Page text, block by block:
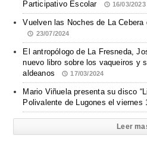
Participativo Escolar
16/03/2023
Vuelven las Noches de La
23/07/2024
El antropólogo de La Fresneda,
nuevo libro sobre los vaqueiros y
aldeanos
17/03/2024
Mario Viñuela presenta su disco
Polivalente de Lugones el viernes
Leer